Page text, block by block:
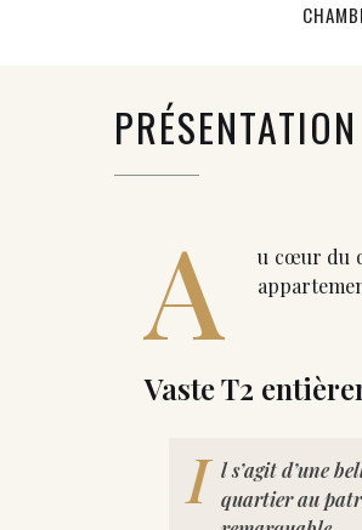
PRÉSENTATION
A
u cœur du
Vaste T2
I l s’agit d’une
quartier au